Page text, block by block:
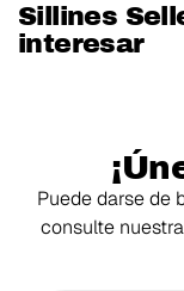
Sillines
interesar
Puede darse de
consulte